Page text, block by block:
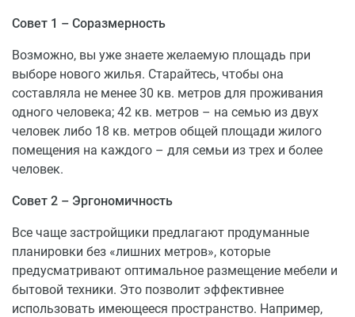
Совет 1 – Соразмерность
Возможно, вы уже знаете желаемую площадь при
выборе нового жилья. Старайтесь, чтобы она
составляла не менее 30 кв. метров для проживания
одного человека; 42 кв. метров – на семью из двух
человек либо 18 кв. метров общей площади жилого
помещения на каждого – для семьи из трех и более
человек.
Совет 2 – Эргономичность
Все чаще застройщики предлагают продуманные
планировки без «лишних метров», которые
предусматривают оптимальное размещение мебели и
бытовой техники. Это позволит эффективнее
использовать имеющееся пространство. Например,